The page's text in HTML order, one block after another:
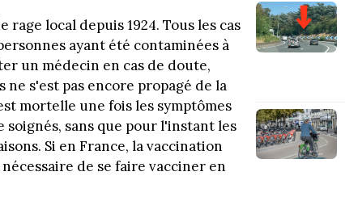
local depuis 1924. Tous les cas
ayant été contaminées à
un médecin en cas de doute,
ne s'est pas encore propagé de la
mortelle une fois les symptômes
soignés, sans que pour l'instant les
Si en France, la vaccination
de se faire vacciner en